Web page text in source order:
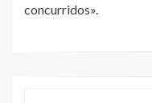
concurridos».